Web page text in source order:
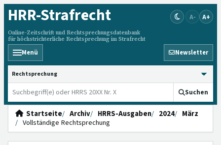
HRR-Strafrecht
Online-Zeitschrift und Rechtsprechungsdatenbank
für höchstrichterliche Rechtsprechung im Strafrecht
A- A+
Menü Newsletter
HRRS durchsuchen
Suchen
Startseite Archiv HRRS-Ausgaben 2024
März
Vollständige Rechtsprechung